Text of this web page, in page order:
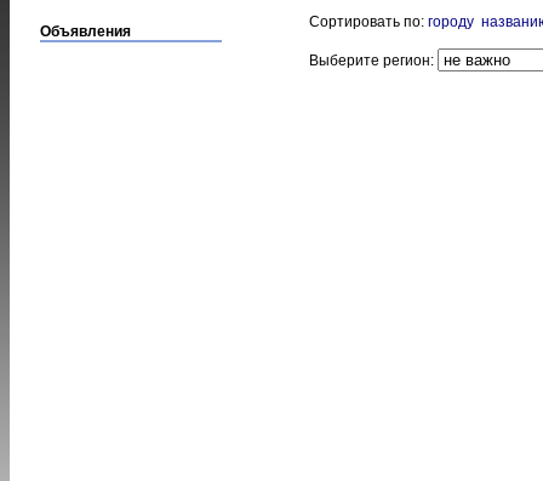
Объявления
Сортировать по: городу
Выберите регион: